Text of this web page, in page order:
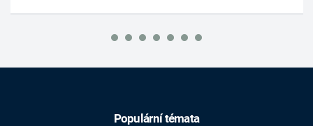
Populární témata